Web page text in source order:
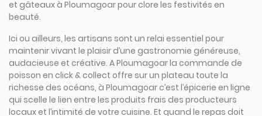
et gâteaux à Ploumagoar pour clore les festivités en
beauté.
Ici ou ailleurs, les artisans sont un relai essentiel pour
maintenir vivant le plaisir d’une gastronomie généreuse,
audacieuse et créative. A Ploumagoar la commande de
poisson en click & collect offre sur un plateau toute la
richesse des océans, à Ploumagoar c’est l’épicerie en ligne
qui scelle le lien entre les produits frais des producteurs
locaux et l’intimité de votre cuisine. Et quand le repas doit